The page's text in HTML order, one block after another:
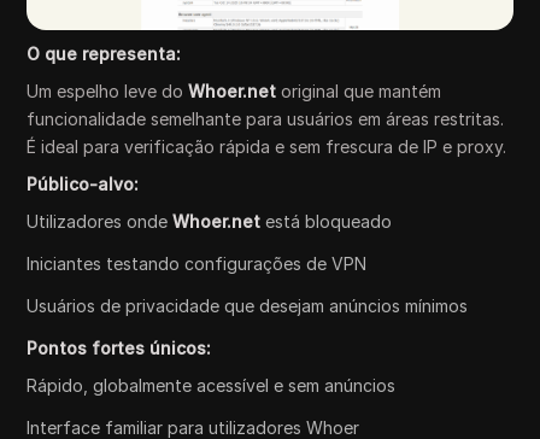
O que representa:
Um espelho leve doWhoer.net original que mantém
funcionalidade semelhante para usuários em áreas restritas.
É ideal para verificação rápida e sem frescura de IP e proxy.
Público-alvo:
Utilizadores ondeWhoer.net está bloqueado
Iniciantes testando configurações de VPN
Usuários de privacidade que desejam anúncios mínimos
Pontos fortes únicos:
Rápido, globalmente acessível e sem anúncios
Interface familiar para utilizadores Whoer